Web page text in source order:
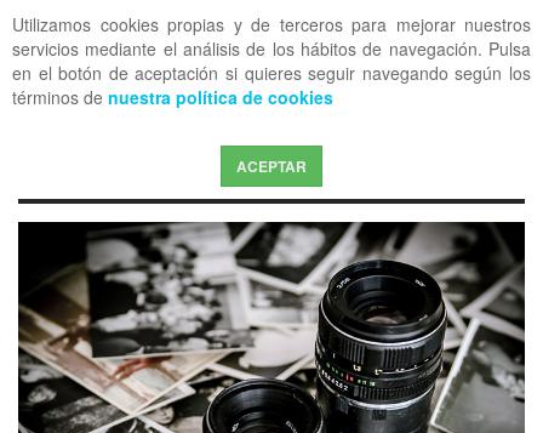
Utilizamos cookies propias y de terceros para mejorar nuestros
servicios mediante el análisis de los hábitos de navegación. Pulsa
en el botón de aceptación si quieres seguir navegando según los
términos de nuestra política de cookies
ACEPTAR
OFF CANVAS